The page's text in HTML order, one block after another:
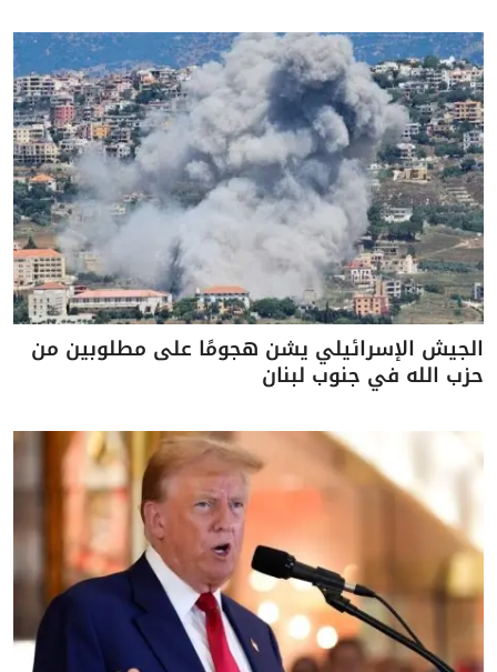
الجيش الإسرائيلي يشن هجومًا على مطلوبين من
حزب الله في جنوب لبنان